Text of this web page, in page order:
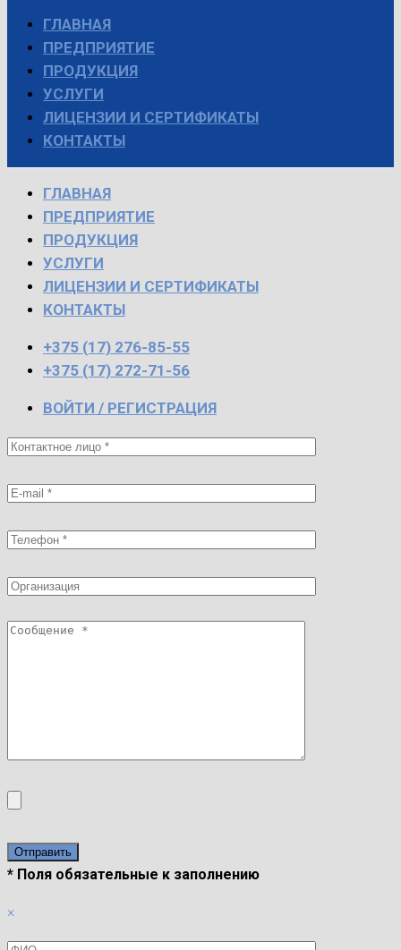
ГЛАВНАЯ
ПРЕДПРИЯТИЕ
ПРОДУКЦИЯ
УСЛУГИ
ЛИЦЕНЗИИ И СЕРТИФИКАТЫ
КОНТАКТЫ
ГЛАВНАЯ
ПРЕДПРИЯТИЕ
ПРОДУКЦИЯ
УСЛУГИ
ЛИЦЕНЗИИ И СЕРТИФИКАТЫ
КОНТАКТЫ
+375 (17) 276-85-55
+375 (17) 272-71-56
ВОЙТИ / РЕГИСТРАЦИЯ
* Поля обязательные к заполнению
×